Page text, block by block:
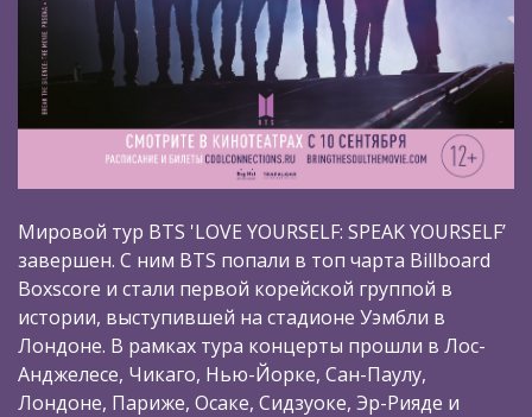
Мировой тур BTS 'LOVE YOURSELF: SPEAK YOURSELF’
завершен. С ним BTS попали в топ чарта Billboard
Boxscore и стали первой корейской группой в
истории, выступившей на стадионе Уэмбли в
Лондоне. В рамках тура концерты прошли в Лос-
Анджелесе, Чикаго, Нью-Йорке, Сан-Паулу,
Лондоне, Париже, Осаке, Сидзуоке, Эр-Рияде и